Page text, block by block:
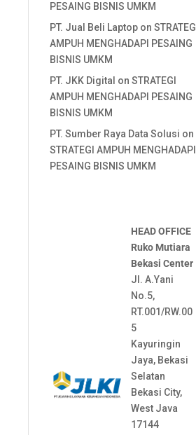
PESAING BISNIS UMKM
PT. Jual Beli Laptopon STRATEGI
AMPUH MENGHADAPI PESAING
BISNIS UMKM
PT. JKK Digital on STRATEGI
AMPUH MENGHADAPI PESAING
BISNIS UMKM
PT. Sumber Raya Data Solusi on
STRATEGI AMPUH MENGHADAPI
PESAING BISNIS UMKM
HEAD OFFICE
Ruko Mutiara
Bekasi Center
Jl. A.Yani
No.5,
RT.001/RW.00
5
Kayuringin
Jaya, Bekasi
Selatan
Bekasi City,
West Java
17144